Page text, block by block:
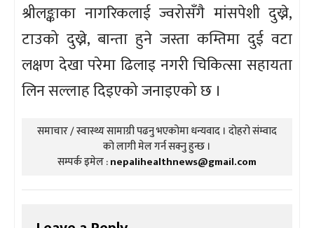
श्रीलङ्काका नागरिकलाई ज्वरोसँगै मांसपेशी दुख्ने,
टाउको दुख्ने, बान्ता हुने जस्ता कम्तिमा दुई वटा
लक्षण देखा परेमा ढिलाइ नगरी चिकित्सा सहायता
लिन सल्लाह दिइएको जनाइएको छ ।
समाचार / स्वास्थ्य सामाग्री पढनु भएकोमा धन्यवाद । दोहरो संम्वाद
को लागी मेल गर्न सक्नु हुन्छ ।
सम्पर्क इमेल :nepalihealthnews@gmail.com